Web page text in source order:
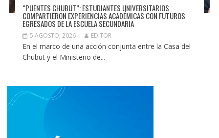
“PUENTES CHUBUT”: ESTUDIANTES UNIVERSITARIOS
COMPARTIERON EXPERIENCIAS ACADÉMICAS CON FUTUROS
EGRESADOS DE LA ESCUELA SECUNDARIA
5 AGOSTO, 2026 EDITOR
En el marco de una acción conjunta entre la Casa del
Chubut y el Ministerio de...